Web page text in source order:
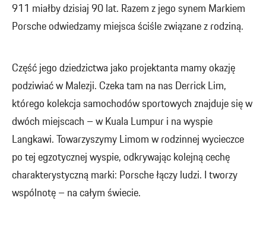
911 miałby dzisiaj 90 lat. Razem z jego synem Markiem
Porsche odwiedzamy miejsca ściśle związane z rodziną.
Część jego dziedzictwa jako projektanta mamy okazję
podziwiać w Malezji. Czeka tam na nas Derrick Lim,
którego kolekcja samochodów sportowych znajduje się w
dwóch miejscach – w Kuala Lumpur i na wyspie
Langkawi. Towarzyszymy Limom w rodzinnej wycieczce
po tej egzotycznej wyspie, odkrywając kolejną cechę
charakterystyczną marki: Porsche łączy ludzi. I tworzy
wspólnotę – na całym świecie.